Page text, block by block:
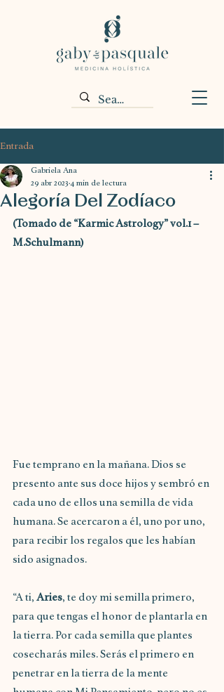
Entrada
Alegoría Del Zodíaco
Gabriela Ana
29 abr 2023 4 min de lectura
(Tomado de “Karmic Astrology” vol.1 –
M.Schulmann)
Fue temprano en la mañana. Dios se
presento ante sus doce hijos y sembró en
cada uno de ellos una semilla de vida
humana. Se acercaron a él, uno por uno,
para recibir los regalos que les habían
sido asignados.
“A ti, Aries, te doy mi semilla primero,
para que tengas el honor de plantarla en
la tierra. Por cada semilla que plantes
cosecharás miles. Serás el primero en
penetrar en la tierra de la mente